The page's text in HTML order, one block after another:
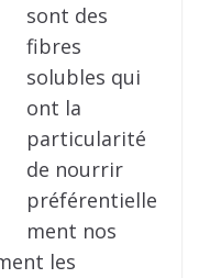
sont des
fibres
solubles qui
ont la
particularité
de nourrir
préférentielle
ment nos
les